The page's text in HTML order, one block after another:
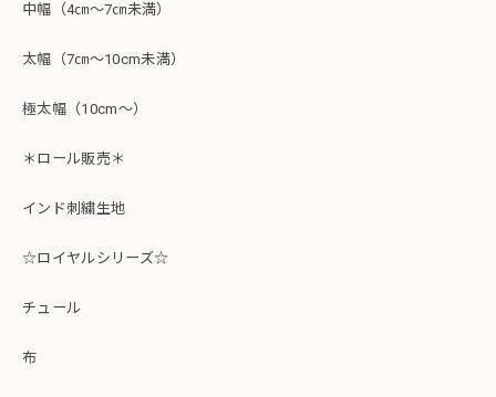
中幅（4㎝～7㎝未満）
太幅（7㎝～10cm未満）
極太幅（10cm～）
＊ロール販売＊
インド刺繍生地
☆ロイヤルシリーズ☆
チュール
布